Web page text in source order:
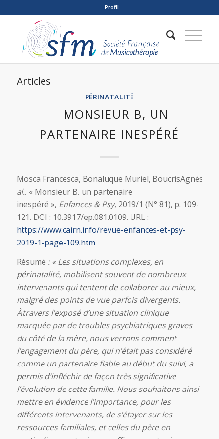
Profil
Articles
PÉRINATALITÉ
MONSIEUR B, UN
PARTENAIRE INESPÉRÉ
Mosca Francesca, Bonaluque Muriel, BoucrisAgnès
al., « Monsieur B, un partenaire
inespéré », Enfances & Psy, 2019/1 (N° 81), p. 109-
121. DOI : 10.3917/ep.081.0109. URL :
https://www.cairn.info/revue-enfances-et-psy-
2019-1-page-109.htm
Résumé : « Les situations complexes, en
périnatalité, mobilisent souvent de nombreux
intervenants qui tentent de collaborer au mieux,
malgré des points de vue parfois divergents.
À travers l’exposé d’une situation clinique
marquée par de troubles psychiatriques graves
du côté de la mère, nous verrons comment
l’engagement du père, qui n’était pas considéré
comme un partenaire fiable au début du suivi, a
permis d’infléchir de façon très significative
l’évolution de cette famille. Nous souhaitons ainsi
mettre en évidence l’importance, pour les
différents intervenants, de s’étayer sur les
ressources familiales, et celles du père en